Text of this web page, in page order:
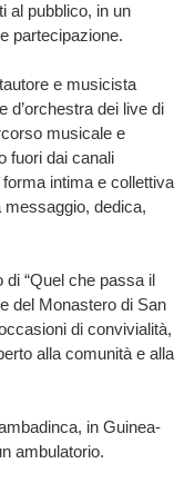
al pubblico, in un
partecipazione.
e musicista
d’orchestra dei live di
musicale e
fuori dai canali
intima e collettiva
dedica,
di “Quel che passa il
del Monastero di San
di convivialità,
alla comunità e alla
in Guinea-
ambulatorio.